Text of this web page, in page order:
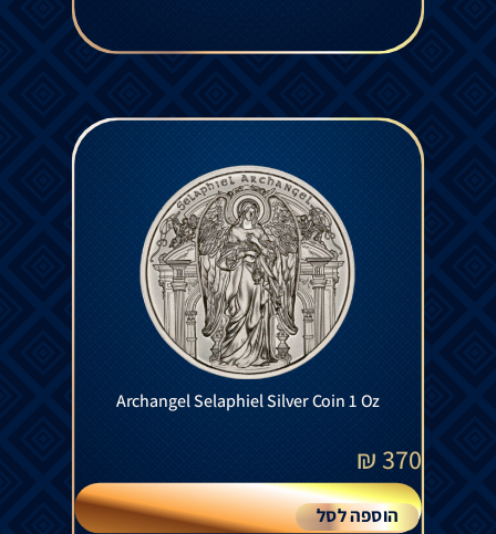
Archangel Selaphiel Silver Coin 1 Oz
370
₪
הוספה לסל